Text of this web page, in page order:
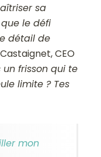
sa
le défi
détail de
CEO
un frisson qui te
limite ? Tes
mon